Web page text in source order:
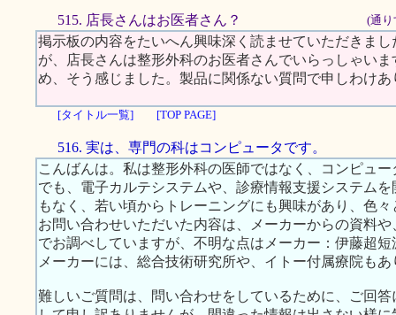
515. 店長さんはお医者さん？ (通り
掲示板の内容をたいへん興味深く読ませていただきま
が、店長さんは整形外科のお医者さんでいらっしゃい
め、そう感じました。製品に関係ない質問で申しわけあ
[タイトル一覧] [TOP PAGE]
516. 実は、専門の科はコンピュータです。
こんばんは。私は整形外科の医師ではなく、コンピュ
でも、電子カルテシステムや、診療情報支援システム
もなく、若い頃からトレーニングにも興味があり、色
お問い合わせいただいた内容は、メーカーからの資料
でお調べしていますが、不明な点はメーカー：伊藤超
メーカーには、総合技術研究所や、イトー付属療院も
難しいご質問は、問い合わせをしているために、ご回